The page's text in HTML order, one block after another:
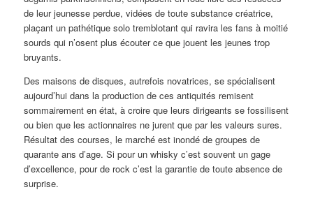
de leur jeunesse perdue, vidées de toute substance créatrice,
plaçant un pathétique solo tremblotant qui ravira les fans à moitié
sourds qui n’osent plus écouter ce que jouent les jeunes trop
bruyants.
Des maisons de disques, autrefois novatrices, se spécialisent
aujourd’hui dans la production de ces antiquités remisent
sommairement en état, à croire que leurs dirigeants se fossilisent
ou bien que les actionnaires ne jurent que par les valeurs sures.
Résultat des courses, le marché est inondé de groupes de
quarante ans d’age. Si pour un whisky c’est souvent un gage
d’excellence, pour de rock c’est la garantie de toute absence de
surprise.